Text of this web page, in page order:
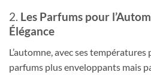
2. Les Parfums pour
Élégance
L’automne, avec ses
parfums plus enveloppants mais